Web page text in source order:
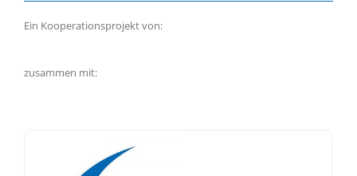
Ein Kooperationsprojekt von:
zusammen mit: